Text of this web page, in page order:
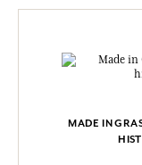
MADE IN